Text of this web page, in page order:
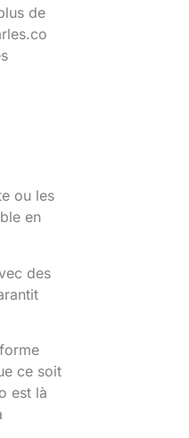
de
ou les
en
des
ce soit
est là